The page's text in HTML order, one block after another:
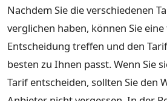
Nachdem Sie die verschiedenen
verglichen haben, können Sie
Entscheidung treffen und den
besten zu Ihnen passt. Wenn Sie
Tarif entscheiden, sollten Sie den